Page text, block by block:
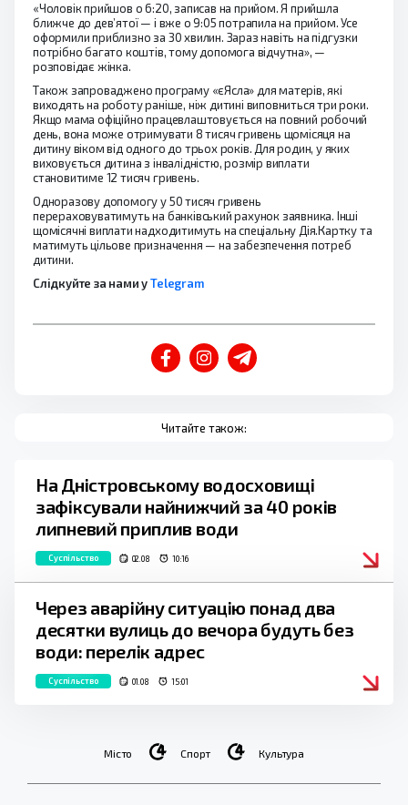
«Чоловік прийшов о 6:20, записав на прийом. Я прийшла
ближче до дев’ятої — і вже о 9:05 потрапила на прийом. Усе
оформили приблизно за 30 хвилин. Зараз навіть на підгузки
потрібно багато коштів, тому допомога відчутна», —
розповідає жінка.
Також запроваджено програму «єЯсла» для матерів, які
виходять на роботу раніше, ніж дитині виповниться три роки.
Якщо мама офіційно працевлаштовується на повний робочий
день, вона може отримувати 8 тисяч гривень щомісяця на
дитину віком від одного до трьох років. Для родин, у яких
виховується дитина з інвалідністю, розмір виплати
становитиме 12 тисяч гривень.
Одноразову допомогу у 50 тисяч гривень
перераховуватимуть на банківський рахунок заявника. Інші
щомісячні виплати надходитимуть на спеціальну Дія.Картку та
матимуть цільове призначення — на забезпечення потреб
дитини.
Слідкуйте за нами уTelegram
Читайте також:
На Дністровському водосховищі
зафіксували найнижчий за 40 років
липневий приплив води
Суспільство 02.08 10:16
Через аварійну ситуацію понад два
десятки вулиць до вечора будуть без
води: перелік адрес
Суспільство 01.08 15:01
Місто Спорт Культура